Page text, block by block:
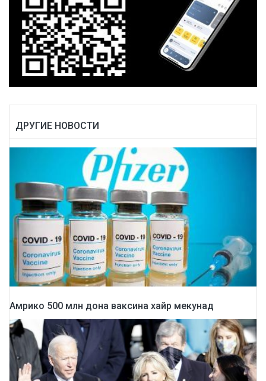
ДРУГИЕ НОВОСТИ
Амрико 500 млн дона ваксина хайр мекунад